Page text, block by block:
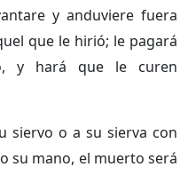
y anduviere fuera
que le hirió; le pagará
y hará que le curen
siervo o a su sierva con
su mano, el muerto será